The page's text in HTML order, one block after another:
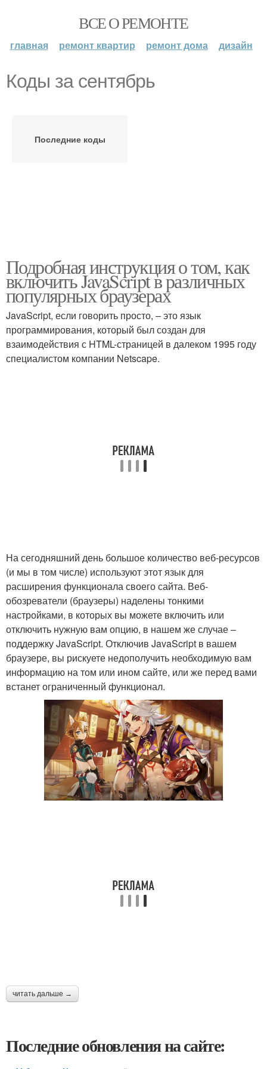
ВСЕ О РЕМОНТЕ
главная ремонт квартир ремонт дома дизайн
Коды за сентябрь
Последние коды
Подробная инструкция о том, как
включить JavaScript в различных
популярных браузерах
JavaScript, если говорить просто, – это язык
программирования, который был создан для
взаимодействия с HTML-страницей в далеком 1995 году
специалистом компании Netscape.
На сегодняшний день большое количество веб-ресурсов
(и мы в том числе) используют этот язык для
расширения функционала своего сайта. Веб-
обозреватели (браузеры) наделены тонкими
настройками, в которых вы можете включить или
отключить нужную вам опцию, в нашем же случае –
поддержку JavaScript. Отключив JavaScript в вашем
браузере, вы рискуете недополучить необходимую вам
информацию на том или ином сайте, или же перед вами
встанет ограниченный функционал.
читать дальше →
Последние обновления на сайте: